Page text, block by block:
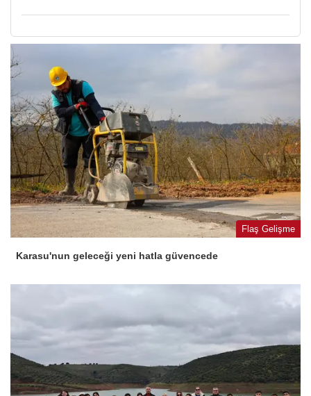
Flaş Gelişme
Karasu'nun geleceği yeni hatla güvencede